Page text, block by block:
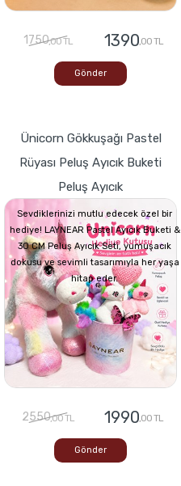
1750,00 TL 1390,00 TL
Gönder
Ünicorn Gökkuşağı Pastel
Rüyası Peluş Ayıcık Buketi
Peluş Ayıcık
Sevdiklerinizi mutlu edecek özel bir
hediye! LAYNEAR Pastel Ayıcık Buketi &
30 CM Peluş Ayıcık Seti, yumuşacık
dokusu ve sevimli tasarımıyla her yaşa
hitap eder.
2550,00 TL 1990,00 TL
Gönder